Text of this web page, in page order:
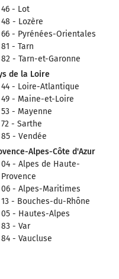
46 - Lot
48 - Lozère
66 - Pyrénées-Orientales
81 - Tarn
82 - Tarn-et-Garonne
de la Loire
44 - Loire-Atlantique
49 - Maine-et-Loire
53 - Mayenne
72 - Sarthe
85 - Vendée
Alpes-Côte d'Azur
04 - Alpes de Haute-
Provence
06 - Alpes-Maritimes
13 - Bouches-du-Rhône
05 - Hautes-Alpes
83 - Var
84 - Vaucluse